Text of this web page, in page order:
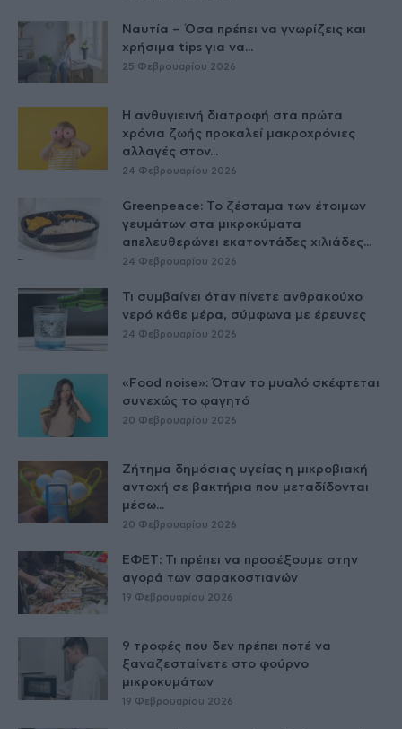
Ναυτία – Όσα πρέπει να γνωρίζεις και
χρήσιμα tips για να...
25 Φεβρουαρίου 2026
Η ανθυγιεινή διατροφή στα πρώτα
χρόνια ζωής προκαλεί μακροχρόνιες
αλλαγές στον...
24 Φεβρουαρίου 2026
Greenpeace: Το ζέσταμα των έτοιμων
γευμάτων στα μικροκύματα
απελευθερώνει εκατοντάδες χιλιάδες...
24 Φεβρουαρίου 2026
Τι συμβαίνει όταν πίνετε ανθρακούχο
νερό κάθε μέρα, σύμφωνα με έρευνες
24 Φεβρουαρίου 2026
«Food noise»: Όταν το μυαλό σκέφτεται
συνεχώς το φαγητό
20 Φεβρουαρίου 2026
Ζήτημα δημόσιας υγείας η μικροβιακή
αντοχή σε βακτήρια που μεταδίδονται
μέσω...
20 Φεβρουαρίου 2026
ΕΦΕΤ: Τι πρέπει να προσέξουμε στην
αγορά των σαρακοστιανών
19 Φεβρουαρίου 2026
9 τροφές που δεν πρέπει ποτέ να
ξαναζεσταίνετε στο φούρνο
μικροκυμάτων
19 Φεβρουαρίου 2026